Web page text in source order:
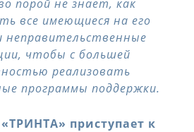
порой не знает, как
все имеющиеся на его
чтобы с большей
реализовать
программы поддержки.
приступает к